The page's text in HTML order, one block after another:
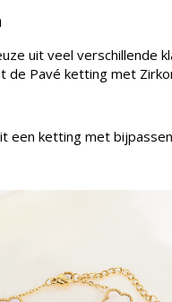
uit veel verschillende
Pavé ketting met
een ketting met